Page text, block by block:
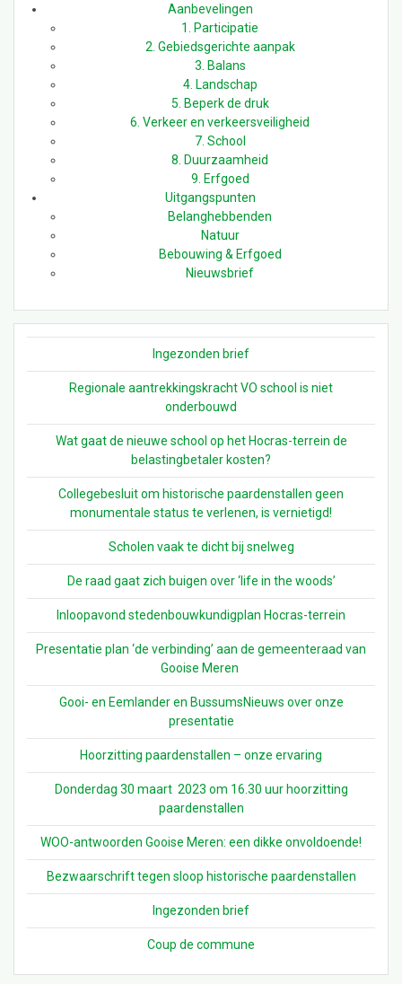
Aanbevelingen
1. Participatie
2. Gebiedsgerichte aanpak
3. Balans
4. Landschap
5. Beperk de druk
6. Verkeer en verkeersveiligheid
7. School
8. Duurzaamheid
9. Erfgoed
Uitgangspunten
Belanghebbenden
Natuur
Bebouwing & Erfgoed
Nieuwsbrief
Ingezonden brief
Regionale aantrekkingskracht VO school is niet
onderbouwd
Wat gaat de nieuwe school op het Hocras-terrein de
belastingbetaler kosten?
Collegebesluit om historische paardenstallen geen
monumentale status te verlenen, is vernietigd!
Scholen vaak te dicht bij snelweg
De raad gaat zich buigen over ‘life in the woods’
Inloopavond stedenbouwkundigplan Hocras-terrein
Presentatie plan ‘de verbinding’ aan de gemeenteraad van
Gooise Meren
Gooi- en Eemlander en BussumsNieuws over onze
presentatie
Hoorzitting paardenstallen – onze ervaring
Donderdag 30 maart 2023 om 16.30 uur hoorzitting
paardenstallen
WOO-antwoorden Gooise Meren: een dikke onvoldoende!
Bezwaarschrift tegen sloop historische paardenstallen
Ingezonden brief
Coup de commune